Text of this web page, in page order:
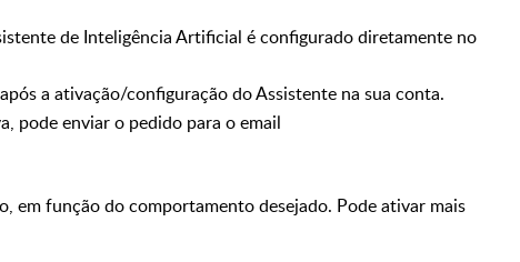
de Inteligência Artificial é configurado diretamente no
a ativação/configuração do Assistente na sua conta.
pode enviar o pedido para o email
em função do comportamento desejado. Pode ativar mais